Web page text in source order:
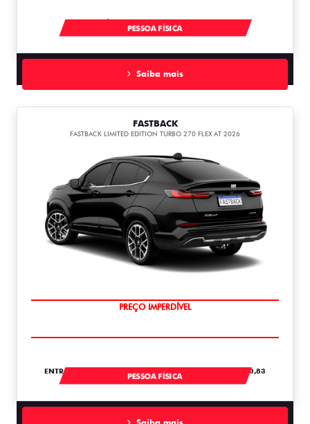
À VISTA POR R$ 99.990,00
PESSOA FÍSICA
Saiba mais
FASTBACK
FASTBACK LIMITED EDITION TURBO 270 FLEX AT 2026
COM USADO NA TROCA
ENTRADA DE R$ 107.443,00 +18 PARCELAS DE R$ 2.820,83
PESSOA FÍSICA